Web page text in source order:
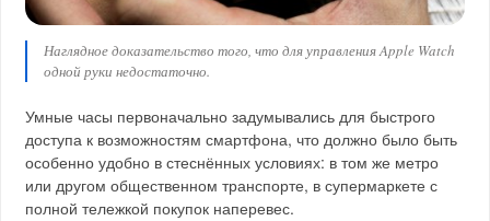
Наглядное доказательство того, что для управления Apple Watch
одной руки недостаточно.
Умные часы первоначально задумывались для быстрого
доступа к возможностям смартфона, что должно было быть
особенно удобно в стеснённых условиях: в том же метро
или другом общественном транспорте, в супермаркете с
полной тележкой покупок наперевес.